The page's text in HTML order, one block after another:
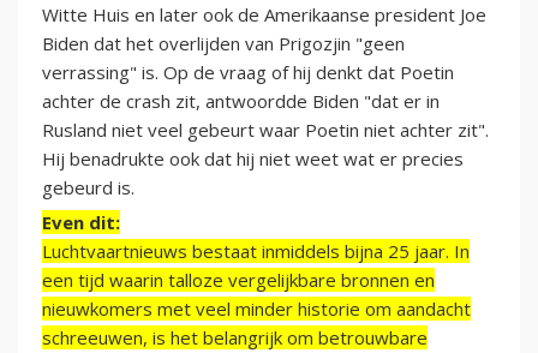
Witte Huis en later ook de Amerikaanse president Joe
Biden dat het overlijden van Prigozjin "geen
verrassing" is. Op de vraag of hij denkt dat Poetin
achter de crash zit, antwoordde Biden "dat er in
Rusland niet veel gebeurt waar Poetin niet achter zit".
Hij benadrukte ook dat hij niet weet wat er precies
gebeurd is.
Even dit:
Luchtvaartnieuws bestaat inmiddels bijna 25 jaar. In
een tijd waarin talloze vergelijkbare bronnen en
nieuwkomers met veel minder historie om aandacht
schreeuwen, is het belangrijk om betrouwbare